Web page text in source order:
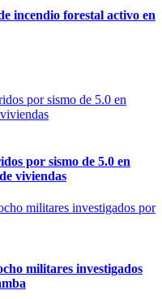
incendio forestal activo en
por sismo de 5.0 en
viviendas
militares investigados